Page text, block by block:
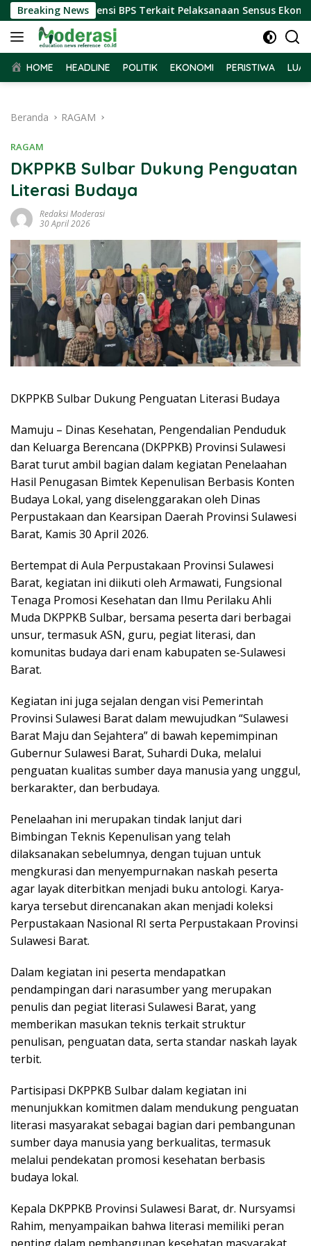
Langsung
ke
konten
Breaking News
Terima Audiensi BPS Terkait Pelaksanaan Sensus Ekonomi
HOME HEADLINE POLITIK EKONOMI PERISTIWA
Beranda RAGAM
RAGAM
DKPPKB Sulbar Dukung Penguatan
Literasi Budaya
Redaksi Moderasi
30 April 2026
DKPPKB Sulbar Dukung Penguatan Literasi Budaya
Mamuju – Dinas Kesehatan, Pengendalian Penduduk
dan Keluarga Berencana (DKPPKB) Provinsi Sulawesi
Barat turut ambil bagian dalam kegiatan Penelaahan
Hasil Penugasan Bimtek Kepenulisan Berbasis Konten
Budaya Lokal, yang diselenggarakan oleh Dinas
Perpustakaan dan Kearsipan Daerah Provinsi Sulawesi
Barat, Kamis 30 April 2026.
Bertempat di Aula Perpustakaan Provinsi Sulawesi
Barat, kegiatan ini diikuti oleh Armawati, Fungsional
Tenaga Promosi Kesehatan dan Ilmu Perilaku Ahli
Muda DKPPKB Sulbar, bersama peserta dari berbagai
unsur, termasuk ASN, guru, pegiat literasi, dan
komunitas budaya dari enam kabupaten se-Sulawesi
Barat.
Kegiatan ini juga sejalan dengan visi Pemerintah
Provinsi Sulawesi Barat dalam mewujudkan “Sulawesi
Barat Maju dan Sejahtera” di bawah kepemimpinan
Gubernur Sulawesi Barat, Suhardi Duka, melalui
penguatan kualitas sumber daya manusia yang unggul,
berkarakter, dan berbudaya.
Penelaahan ini merupakan tindak lanjut dari
Bimbingan Teknis Kepenulisan yang telah
dilaksanakan sebelumnya, dengan tujuan untuk
mengkurasi dan menyempurnakan naskah peserta
agar layak diterbitkan menjadi buku antologi. Karya-
karya tersebut direncanakan akan menjadi koleksi
Perpustakaan Nasional RI serta Perpustakaan Provinsi
Sulawesi Barat.
Dalam kegiatan ini peserta mendapatkan
pendampingan dari narasumber yang merupakan
penulis dan pegiat literasi Sulawesi Barat, yang
memberikan masukan teknis terkait struktur
penulisan, penguatan data, serta standar naskah layak
terbit.
Partisipasi DKPPKB Sulbar dalam kegiatan ini
menunjukkan komitmen dalam mendukung penguatan
literasi masyarakat sebagai bagian dari pembangunan
sumber daya manusia yang berkualitas, termasuk
melalui pendekatan promosi kesehatan berbasis
budaya lokal.
Kepala DKPPKB Provinsi Sulawesi Barat, dr. Nursyamsi
Rahim, menyampaikan bahwa literasi memiliki peran